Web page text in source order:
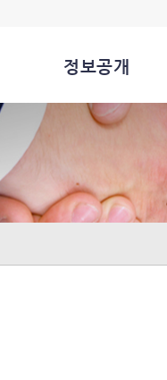
정보공개